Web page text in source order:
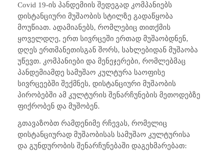
Covid 19-ის პანდემიის შედეგად კომპანიებს
დისტანციური მუშაობის სტილზე გადაწყობა
მოუწიათ. ადამიანებს, რომლებიც თითქმის
ყოველდღე, ერთ სივრცეში ერთად მუშაობდნენ,
დღეს ერთმანეთისგან შორს, სახლებიდან მუშაობა
უწევთ. კომპანიები და მენეჯერები, რომლებმაც
პანდემიამდე სამუშაო კულტურა საოფისე
სივრცეებში შექმნეს, დისტანციური მუშაობის
პირობებში ამ კულტურის შენარჩუნების მეთოდებზე
ფიქრობენ და მუშობენ.
გთავაზობთ რამდენიმე რჩევას, რომელიც
დისტანციურად მუშაობისას სამუშაო კულტურისა
და გუნდურობის შენარჩუნებაში დაგეხმარებათ: